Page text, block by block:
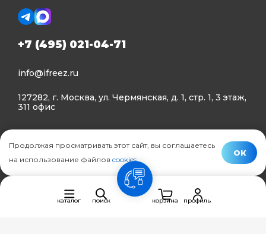
+7 (495) 021-04-71
info@ifreez.ru
127282, г. Москва, ул. Чермянская, д. 1, стр. 1, 3 этаж,
311 офис
Политика конфиденциальности
Политика использования Cookies
© Ifreez - продажа и установка климатической техники,
каталог поиск
связь
корзина
профиль
Продолжая просматривать этот сайт, вы соглашаетесь
на использование файлов cookies.
ОК